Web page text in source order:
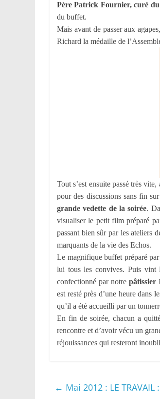
Père Patrick Fournier, curé
du buffet.
Mais avant de passer aux
Richard la médaille de
Tout s’est ensuite passé très
pour des discussions sans fin
grande vedette de la soirée.
visualiser le petit film préparé
passant bien sûr par les ateliers
marquants de la vie des Echos.
Le magnifique buffet préparé par
lui tous les convives. Puis vint
confectionné par notre pâtissier
est resté près d’une heure dans
qu’il a été accueilli par un
En fin de soirée, chacun a
rencontre et d’avoir vécu un
réjouissances qui resteront
← Mai 2012 : LE TRAVAIL